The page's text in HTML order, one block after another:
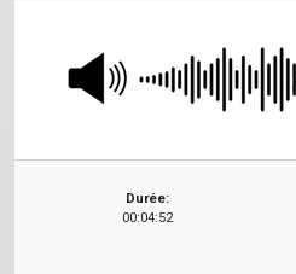
Durée:
00:04:52